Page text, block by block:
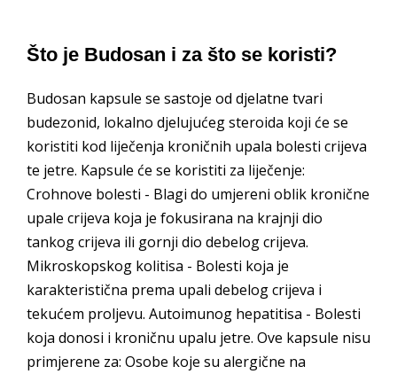
Što je Budosan i za što se koristi?
Budosan kapsule se sastoje od djelatne tvari
budezonid, lokalno djelujućeg steroida koji će se
koristiti kod liječenja kroničnih upala bolesti crijeva
te jetre. Kapsule će se koristiti za liječenje:
Crohnove bolesti - Blagi do umjereni oblik kronične
upale crijeva koja je fokusirana na krajnji dio
tankog crijeva ili gornji dio debelog crijeva.
Mikroskopskog kolitisa - Bolesti koja je
karakteristična prema upali debelog crijeva i
tekućem proljevu. Autoimunog hepatitisa - Bolesti
koja donosi i kroničnu upalu jetre. Ove kapsule nisu
primjerene za: Osobe koje su alergične na